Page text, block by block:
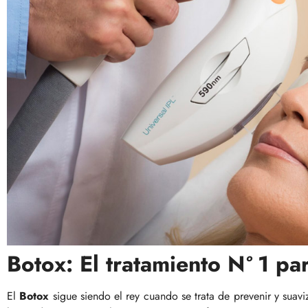
Botox: El tratamiento Nº1
El Botox sigue siendo el rey cuando se trata de prevenir y